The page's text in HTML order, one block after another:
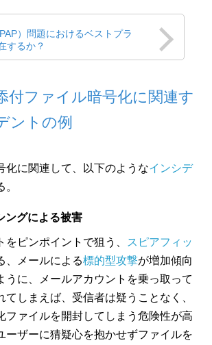
）問題におけるベストプラ
するか？
付ファイル暗号化に関連す
ントの例
化に関連して、以下のようなインシデ
ングによる被害
ピンポイントで狙う、
スピアフィッ
、メールによる標的型攻撃が増加傾向
うに、メールアカウントを乗っ取って
てしまえば、受信者は疑うことなく、
ファイルを開封してしまう危険性が高
ーザーに猜疑心を抱かせずファイルを